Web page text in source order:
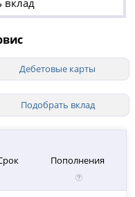
вклад
Дебетовые карты
Подобрать вклад
Пополнения